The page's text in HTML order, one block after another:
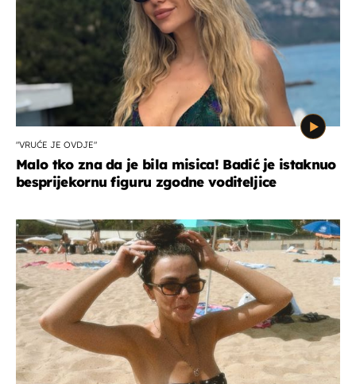
"VRUĆE JE OVDJE"
Malo tko zna da je bila misica! Badić je istaknuo
besprijekornu figuru zgodne voditeljice